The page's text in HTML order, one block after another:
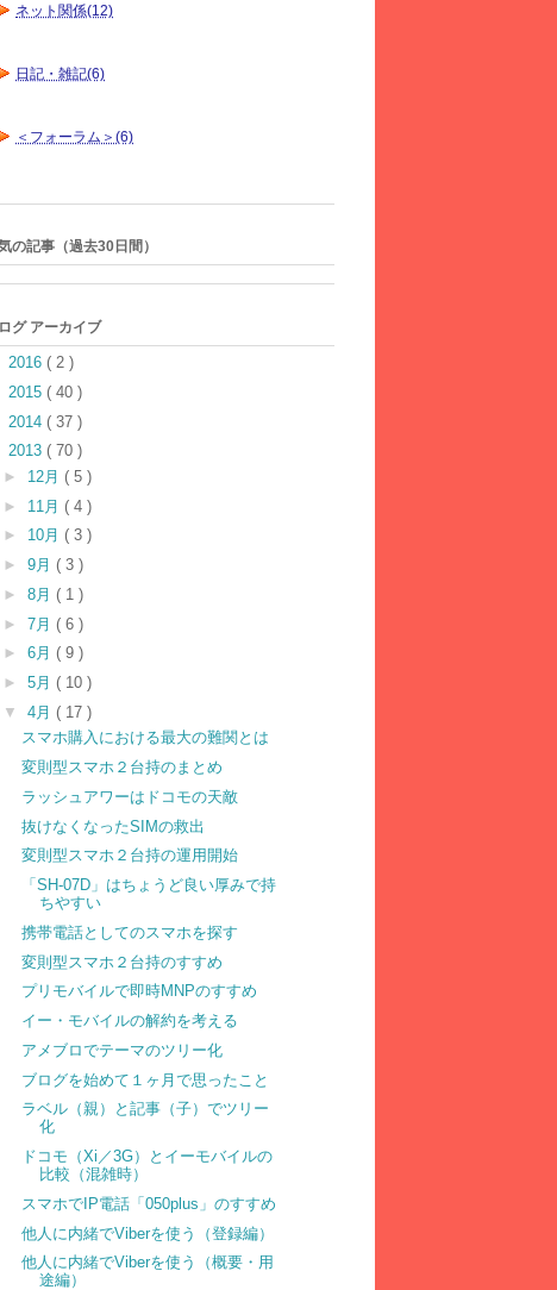
ネット関係(12)
日記・雑記(6)
＜フォーラム＞(6)
の記事（過去30日間）
グ アーカイブ
2016 ( 2 )
2015 ( 40 )
2014 ( 37 )
2013 ( 70 )
► 12月 ( 5 )
► 11月 ( 4 )
► 10月 ( 3 )
► 9月 ( 3 )
► 8月 ( 1 )
► 7月 ( 6 )
► 6月 ( 9 )
► 5月 ( 10 )
▼ 4月 ( 17 )
スマホ購入における最大の難関とは
変則型スマホ２台持のまとめ
ラッシュアワーはドコモの天敵
抜けなくなったSIMの救出
変則型スマホ２台持の運用開始
「SH-07D」はちょうど良い厚みで持
ちやすい
携帯電話としてのスマホを探す
変則型スマホ２台持のすすめ
プリモバイルで即時MNPのすすめ
イー・モバイルの解約を考える
アメブロでテーマのツリー化
ブログを始めて１ヶ月で思ったこと
ラベル（親）と記事（子）でツリー
化
ドコモ（Xi／3G）とイーモバイルの
比較（混雑時）
スマホでIP電話「050plus」のすすめ
他人に内緒でViberを使う（登録編）
他人に内緒でViberを使う（概要・用
途編）